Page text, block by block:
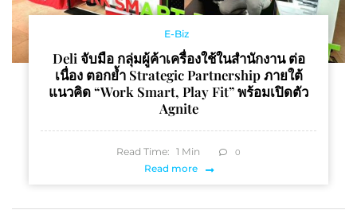
E-Biz
Deli จับมือ กลุ่มผู้ค้าเครื่องใช้ในสำนักงาน ต่อ
เนื่อง ตอกย้ำ Strategic Partnership ภายใต้
แนวคิด “Work Smart, Play Fit” พร้อมเปิดตัว
Agnite
Read Time: 1 Min 0
Read more